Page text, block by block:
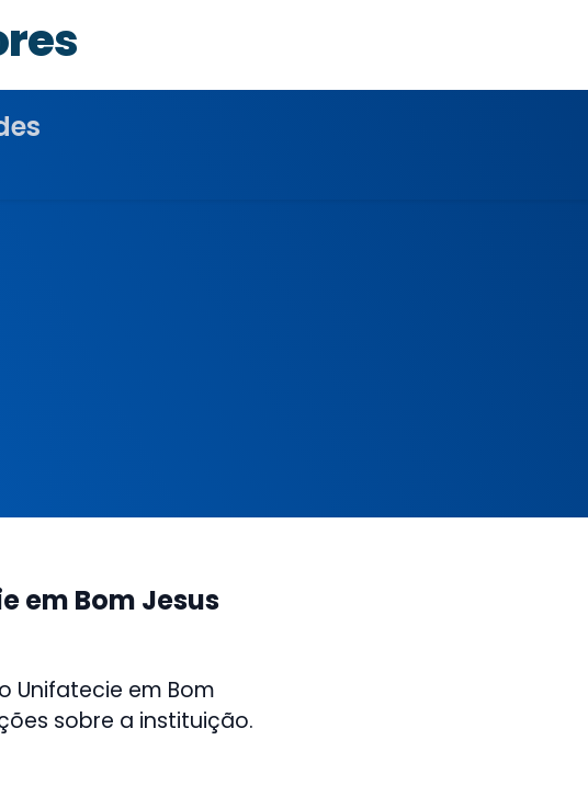
em Bom Jesus
Unifatecie em Bom
sobre a instituição.